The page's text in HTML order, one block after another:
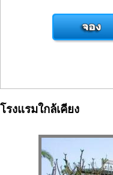
โรงแรมใกล้เคียง